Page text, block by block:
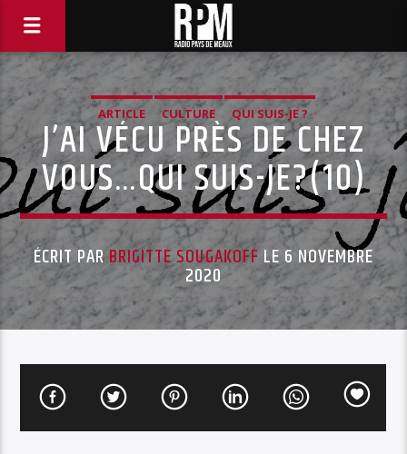
ARTICLE CULTURE QUI SUIS-JE ?
J’AI VÉCU PRÈS DE CHEZ
VOUS…QUI SUIS-JE?(10)
ÉCRIT PARBRIGITTE SOUGAKOFF LE 6 NOVEMBRE
2020